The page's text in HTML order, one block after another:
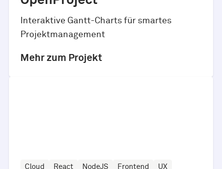
Interaktive Gantt-Charts für smartes
Projektmanagement
Mehr zum Projekt
Cloud React NodeJS Frontend UX